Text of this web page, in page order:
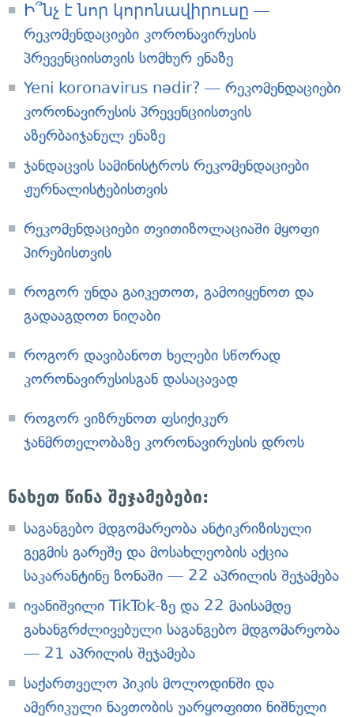
Ի՞նչ է նոր կորոնավիրուսը —
რეკომენდაციები კორონავირუსის
პრევენციისთვის სომხურ ენაზე
Yeni koronavirus nədir? — რეკომენდაციები
კორონავირუსის პრევენციისთვის
აზერბაიჯანულ ენაზე
ჯანდაცვის სამინისტროს რეკომენდაციები
ჟურნალისტებისთვის
რეკომენდაციები თვითიზოლაციაში მყოფი
პირებისთვის
როგორ უნდა გაიკეთოთ, გამოიყენოთ და
გადააგდოთ ნიღაბი
როგორ დავიბანოთ ხელები სწორად
კორონავირუსისგან დასაცავად
როგორ ვიზრუნოთ ფსიქიკურ
ჯანმრთელობაზე კორონავირუსის დროს
ნახეთ წინა შეჯამებები:
საგანგებო მდგომარეობა ანტიკრიზისული
გეგმის გარეშე და მოსახლეობის აქცია
საკარანტინე ზონაში — 22 აპრილის შეჯამება
ივანიშვილი TikTok-ზე და 22 მაისამდე
გახანგრძლივებული საგანგებო მდგომარეობა
— 21 აპრილის შეჯამება
საქართველო პიკის მოლოდინში და
ამერიკული ნავთობის უარყოფითი ნიშნული